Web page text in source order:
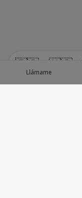
🇪🇸 🇺🇸
Llámame